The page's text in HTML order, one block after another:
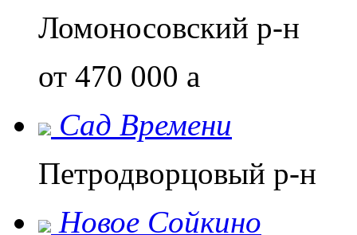
Ломоносовский р-н
от 470 000 a
Сад Времени
Петродворцовый р-н
Новое Сойкино